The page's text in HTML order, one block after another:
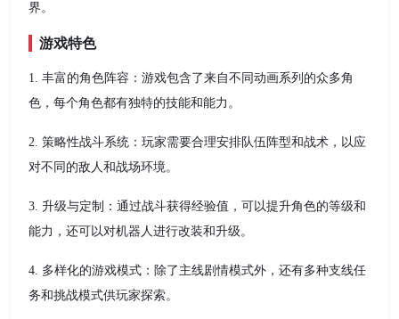
界。
游戏特色
1. 丰富的角色阵容：游戏包含了来自不同动画系列的众多角
色，每个角色都有独特的技能和能力。
2. 策略性战斗系统：玩家需要合理安排队伍阵型和战术，以应
对不同的敌人和战场环境。
3. 升级与定制：通过战斗获得经验值，可以提升角色的等级和
能力，还可以对机器人进行改装和升级。
4. 多样化的游戏模式：除了主线剧情模式外，还有多种支线任
务和挑战模式供玩家探索。